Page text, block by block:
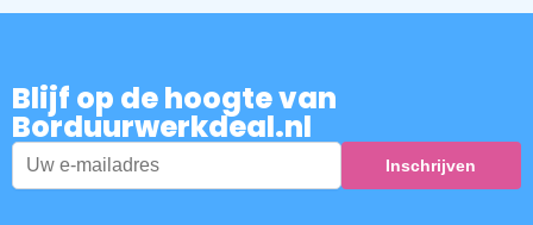
Blijf op de hoogte van
Borduurwerkdeal.nl